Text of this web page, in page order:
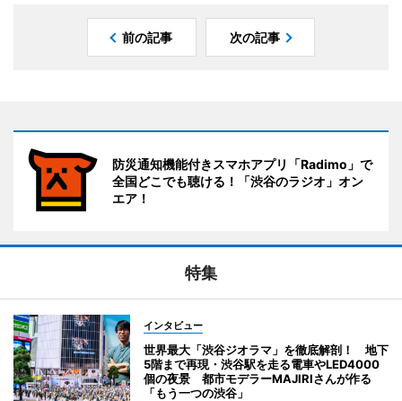
前の記事 次の記事
防災通知機能付きスマホアプリ「Radimo」で
全国どこでも聴ける！「渋谷のラジオ」オン
エア！
特集
インタビュー
世界最大「渋谷ジオラマ」を徹底解剖！ 地下
5階まで再現・渋谷駅を走る電車やLED4000
個の夜景 都市モデラーMAJIRIさんが作る
「もう一つの渋谷」